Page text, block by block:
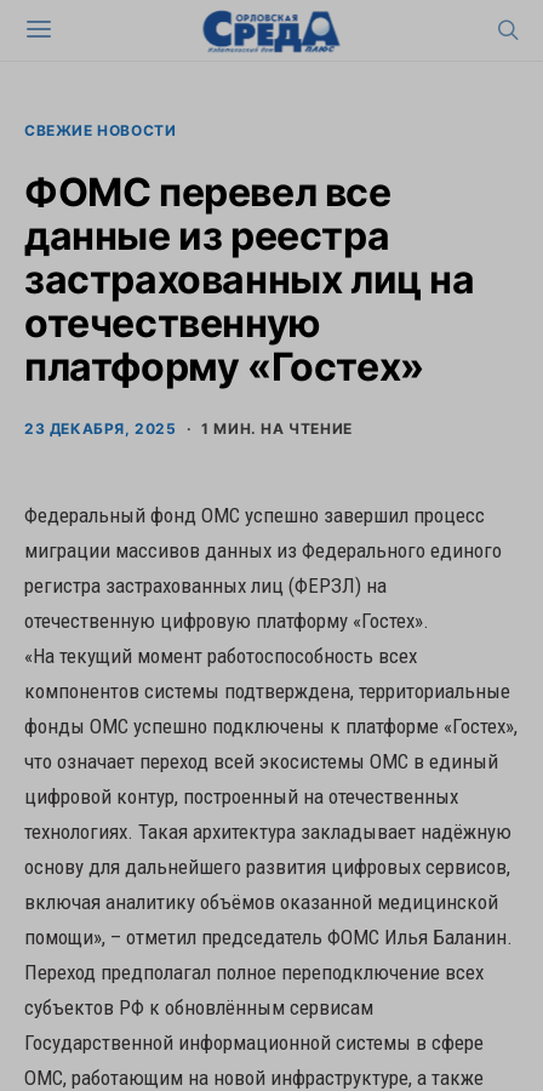
СВЕЖИЕ НОВОСТИ
ФОМС перевел все
данные из реестра
застрахованных лиц на
отечественную
платформу «Гостех»
23 ДЕКАБРЯ, 2025 1 МИН. НА ЧТЕНИЕ
Федеральный фонд ОМС успешно завершил процесс
миграции массивов данных из Федерального единого
регистра застрахованных лиц (ФЕРЗЛ) на
отечественную цифровую платформу «Гостех».
«На текущий момент работоспособность всех
компонентов системы подтверждена, территориальные
фонды ОМС успешно подключены к платформе «Гостех»,
что означает переход всей экосистемы ОМС в единый
цифровой контур, построенный на отечественных
технологиях. Такая архитектура закладывает надёжную
основу для дальнейшего развития цифровых сервисов,
включая аналитику объёмов оказанной медицинской
помощи», – отметил председатель ФОМС Илья Баланин.
Переход предполагал полное переподключение всех
субъектов РФ к обновлённым сервисам
Государственной информационной системы в сфере
ОМС, работающим на новой инфраструктуре, а также